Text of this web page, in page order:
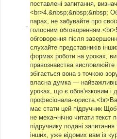
-
поставлені запитання,
<br>4.&nbsp;&nbsp;&nbsp;
парах, не забувайте про
голосним
обговорення після
слухайте представників
формах роботи на уроках, ви
правознавства
збігається вона з точкою
власна думка —
уроках, що є обов'язковим і
професіонала-
має стати цей підручник
не меха¬нічно читати текст
підручнику подані
інших, уже відомих вам із